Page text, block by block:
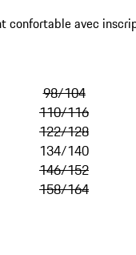
confortable avec
98/104
110/116
122/128
134/140
146/152
158/164